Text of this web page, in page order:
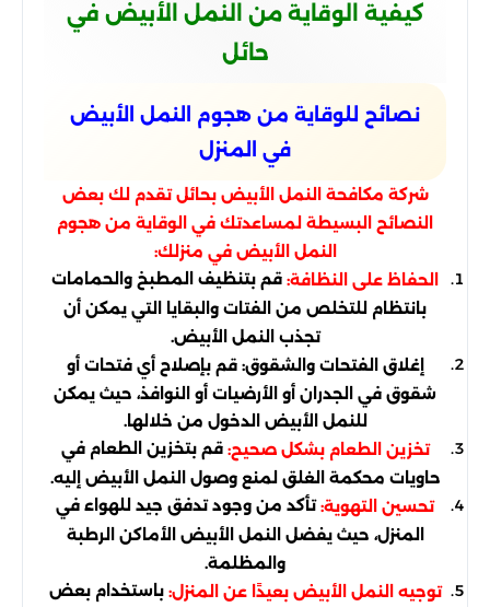
كيفية الوقاية من النمل الأبيض في
حائل
نصائح للوقاية من هجوم النمل الأبيض
في المنزل
شركة مكافحة النمل الأبيض بحائل تقدم لك بعض
النصائح البسيطة لمساعدتك في الوقاية من هجوم
النمل الأبيض في منزلك:
الحفاظ على النظافة: قم بتنظيف المطبخ والحمامات
بانتظام للتخلص من الفتات والبقايا التي يمكن أن
تجذب النمل الأبيض.
إغلاق الفتحات والشقوق: قم بإصلاح أي فتحات أو
شقوق في الجدران أو الأرضيات أو النوافذ، حيث يمكن
للنمل الأبيض الدخول من خلالها.
تخزين الطعام بشكل صحيح: قم بتخزين الطعام في
حاويات محكمة الغلق لمنع وصول النمل الأبيض إليه.
تحسين التهوية:تأكد من وجود تدفق جيد للهواء في
المنزل، حيث يفضل النمل الأبيض الأماكن الرطبة
والمظلمة.
توجيه النمل الأبيض بعيدًا عن المنزل:باستخدام بعض